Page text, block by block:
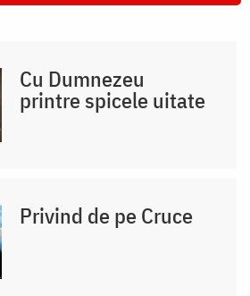
Cu Dumnezeu
printre spicele uitate
Privind de pe Cruce